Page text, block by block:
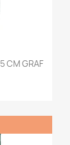
CM GRAF